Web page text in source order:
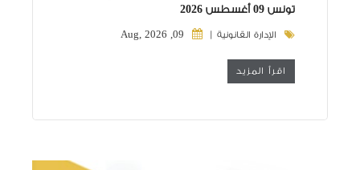
تونس 09 أغسطس 2026
الإدارة القانونية | 09, Aug, 2026
اقرأ المزيد